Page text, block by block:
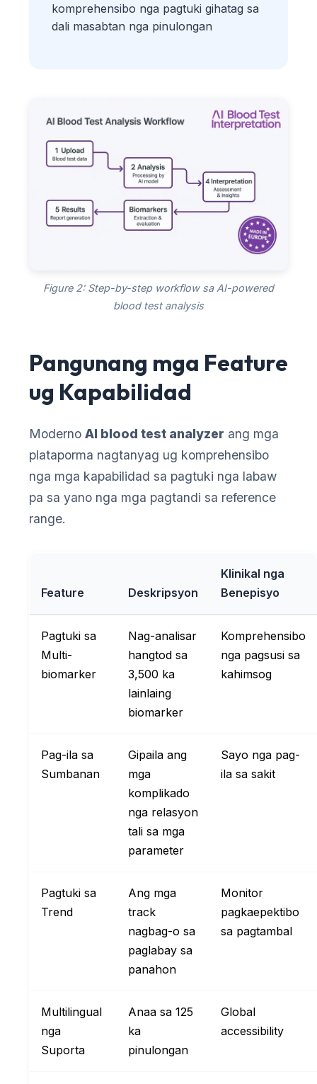
komprehensibo nga pagtuki gihatag sa
dali masabtan nga pinulongan
Figure 2: Step-by-step workflow sa AI-powered
blood test analysis
Pangunang mga Feature
ug Kapabilidad
Moderno AI blood test analyzer ang mga
plataporma nagtanyag ug komprehensibo
nga mga kapabilidad sa pagtuki nga labaw
pa sa yano nga mga pagtandi sa reference
range.
Feature Deskripsyon
Klinikal nga
Benepisyo
Pagtuki sa
Multi-
biomarker
Nag-analisar
hangtod sa
3,500 ka
lainlaing
biomarker
Komprehensibo
nga pagsusi sa
kahimsog
Pag-ila sa
Sumbanan
Gipaila ang
mga
komplikado
nga relasyon
tali sa mga
parameter
Sayo nga pag-
ila sa sakit
Pagtuki sa
Trend
Ang mga
track
nagbag-o sa
paglabay sa
panahon
Monitor
pagkaepektibo
sa pagtambal
Multilingual
nga
Suporta
Anaa sa 125
ka
pinulongan
Global
accessibility